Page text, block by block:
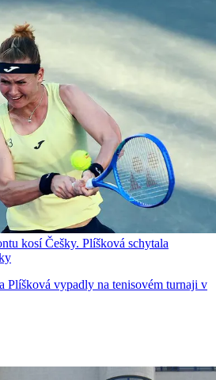
kosí Češky. Plíšková schytala
Plíšková vypadly na tenisovém turnaji v